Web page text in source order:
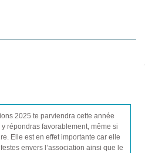
2025 te parviendra cette année
répondras favorablement, même si
Elle est en effet importante car elle
envers l’association ainsi que le